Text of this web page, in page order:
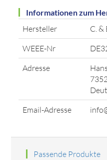
Informationen zum
Hersteller
C. &
WEEE-Nr
Adresse
Email-Adresse
Passende Produkte